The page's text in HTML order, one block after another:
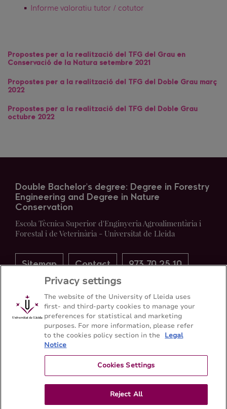
Informe valoratiu tutor / cotutor
Propostes per a la realització del TFG del Grau en
Conservació de la Natura setembre 2021
Propostes per a la realització del TFG del Doble Grau març
2022
Propostes per a la realització del TFG del Doble Grau
octubre 2022
Double Bachelor's degree: Degree in Forestry
Engineering and Degree in Nature
Conservation
Escola Tècnica Superior d'Enginyeria Agroalimentària i
Forestal i de Veterinària - Universitat de Lleida
Sitemap Contact 973 70 25 10
Privacy settings
The website of the University of Lleida uses
first- and third-party cookies to manage your
preferences for statistical and marketing
purposes. For more information, please refer
to the cookies policy section in the
Legal
Notice
Cookies Settings
Reject All